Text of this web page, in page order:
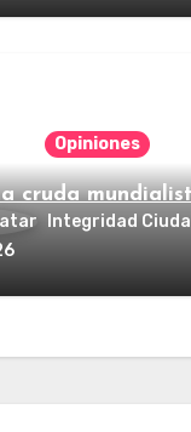
Opiniones
cruda
Integridad